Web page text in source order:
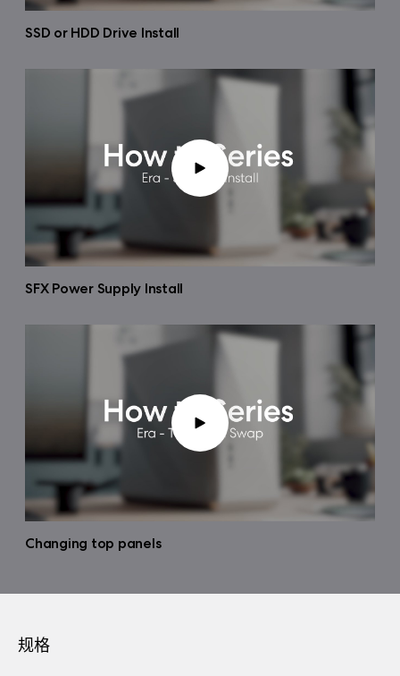
SSD or HDD Drive Install
SFX Power Supply Install
Changing top panels
规格